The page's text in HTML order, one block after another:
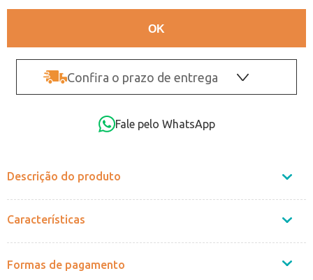
Confira o prazo de entrega
Fale pelo WhatsApp
Descrição do produto
Características
Formas de pagamento